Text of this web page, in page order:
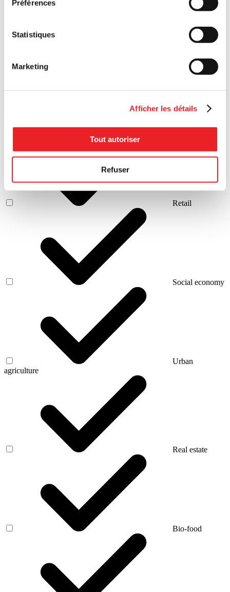
Préférences
Statistiques
Marketing
Afficher les détails
Tout autoriser
Refuser
Growing
Retail
Social economy
Urban
agriculture
Real estate
Bio-food